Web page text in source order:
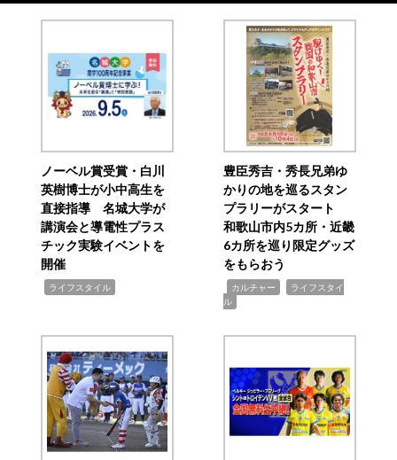
ノーベル賞受賞・白川
英樹博士が小中高生を
直接指導 名城大学が
講演会と導電性プラス
チック実験イベントを
開催
ライフスタイル
豊臣秀吉・秀長兄弟ゆ
かりの地を巡るスタン
プラリーがスタート
和歌山市内5カ所・近畿
6カ所を巡り限定グッズ
をもらおう
カルチャー
ライフスタイ
ル